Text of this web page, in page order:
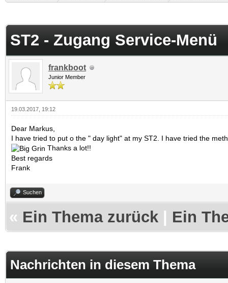
ST2 - Zugang Service-Menü
frankboot
Junior Member
19.03.2017, 19:12
Dear Markus,
I have tried to put o the " day light" at my ST2. I have tried the
Thanks a lot!!
Best regards
Frank
Suchen
« Ein Thema zurück Ein
Nachrichten in diesem Thema